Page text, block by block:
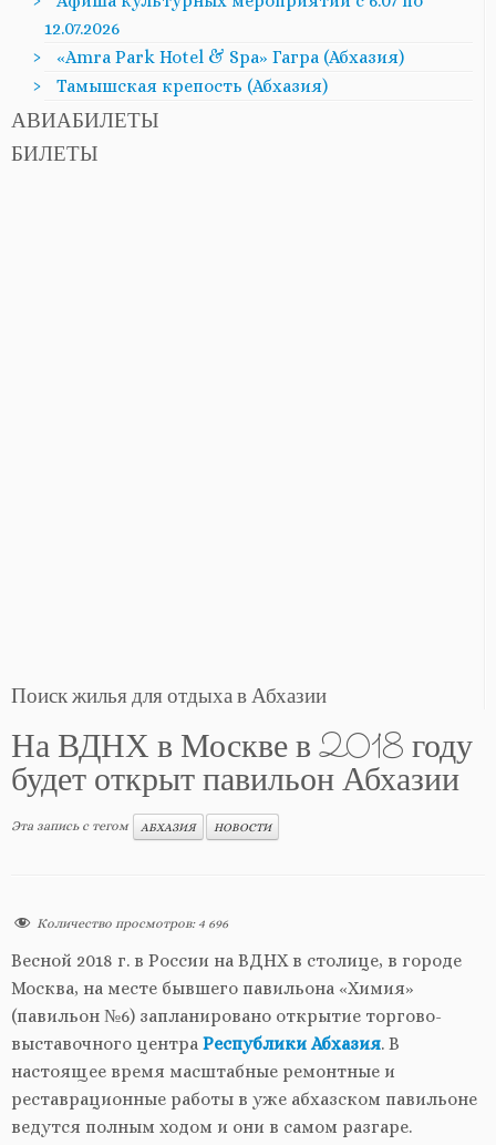
12.07.2026
«Amra Park Hotel & Spa» Гагра (Абхазия)
Тамышская крепость (Абхазия)
АВИАБИЛЕТЫ
БИЛЕТЫ
Поиск жилья для отдыха в Абхазии
На ВДНХ в Москве в 2018 году
будет открыт павильон Абхазии
Эта запись с тегом АБХАЗИЯ НОВОСТИ
Количество просмотров: 4 696
Весной 2018 г. в России на ВДНХ в столице, в городе
Москва, на месте бывшего павильона «Химия»
(павильон №6) запланировано открытие торгово-
выставочного центра Республики Абхазия. В
настоящее время масштабные ремонтные и
реставрационные работы в уже абхазском павильоне
ведутся полным ходом и они в самом разгаре.